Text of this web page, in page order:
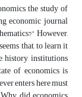
the study of
economic journal
However,
that, to learn it
history, institutions
of economics is
enters here must